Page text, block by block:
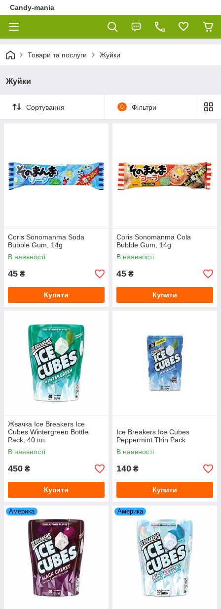
Candy-mania
Товари та послуги Жуйки
Жуйки
Сортування 0 Фільтри
Coris Sonomanma Soda
Bubble Gum, 14g
В наявності
45 ₴
Купити
Coris Sonomanma Cola
Bubble Gum, 14g
В наявності
45 ₴
Купити
Жвачка Ice Breakers Ice
Cubes Wintergreen Bottle
Pack, 40 шт
В наявності
450 ₴
Купити
Ice Breakers Ice Cubes
Peppermint Thin Pack
В наявності
140 ₴
Купити
Америка Америка